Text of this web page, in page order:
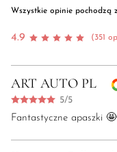
Wszystkie opinie
4.9 (351
ART AUTO PL
5/5
Fantastyczne apaszki